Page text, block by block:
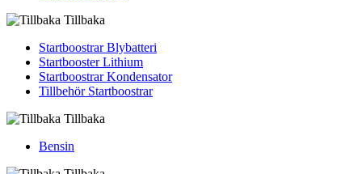
Tillbaka
Startboostrar Blybatteri
Startbooster Lithium
Startboostrar Kondensator
Tillbehör Startboostrar
Tillbaka
Bensin